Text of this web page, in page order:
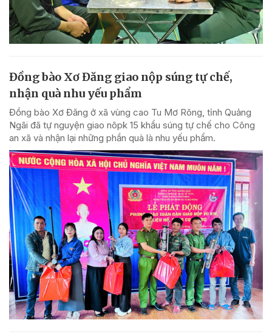
Đồng bào Xơ Đăng giao nộp súng tự chế,
nhận quà nhu yếu phẩm
Đồng bào Xơ Đăng ở xã vùng cao Tu Mơ Rông, tỉnh Quảng
Ngãi đã tự nguyện giao nôpk 15 khẩu súng tự chế cho Công
an xã và nhận lại những phần quà là nhu yếu phẩm.